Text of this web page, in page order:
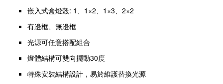
嵌入式盒燈殼: 1、1×2、1×3、2×2
有邊框、無邊框
光源可任意搭配組合
燈體結構可雙向擺動30度
特殊安裝結構設計，易於維護替換光源